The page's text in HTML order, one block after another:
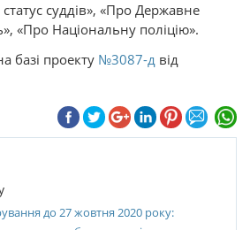
до 27 жовтня 2020 року:
суддів», «Про Державне
«Про Національну поліцію».
базі проекту №3087-д від